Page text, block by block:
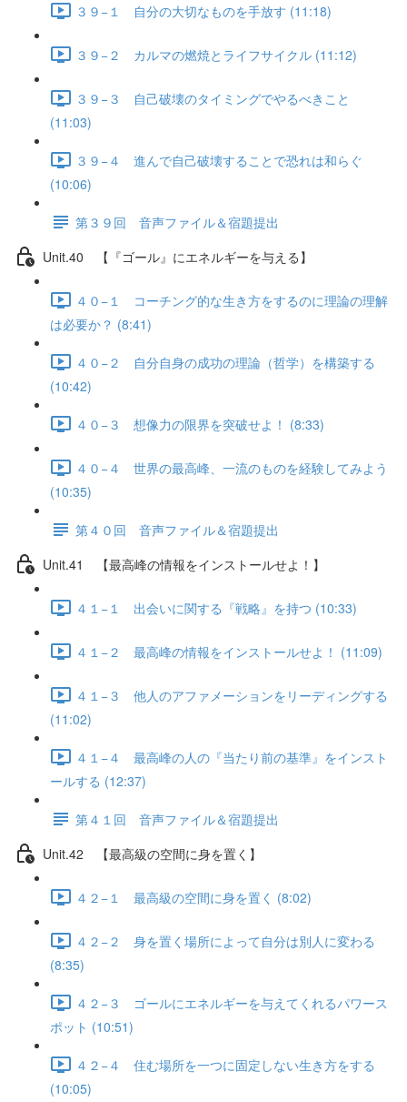
３９−１ 自分の大切なものを手放す (11:18)
３９−２ カルマの燃焼とライフサイクル (11:12)
３９−３ 自己破壊のタイミングでやるべきこと
(11:03)
３９−４ 進んで自己破壊することで恐れは和らぐ
(10:06)
第３９回 音声ファイル＆宿題提出
Unit.40 【『ゴール』にエネルギーを与える】
４０−１ コーチング的な生き方をするのに理論の理解
は必要か？ (8:41)
４０−２ 自分自身の成功の理論（哲学）を構築する
(10:42)
４０−３ 想像力の限界を突破せよ！ (8:33)
４０−４ 世界の最高峰、一流のものを経験してみよう
(10:35)
第４０回 音声ファイル＆宿題提出
Unit.41 【最高峰の情報をインストールせよ！】
４１−１ 出会いに関する『戦略』を持つ (10:33)
４１−２ 最高峰の情報をインストールせよ！ (11:09)
４１−３ 他人のアファメーションをリーディングする
(11:02)
４１−４ 最高峰の人の『当たり前の基準』をインスト
ールする (12:37)
第４１回 音声ファイル＆宿題提出
Unit.42 【最高級の空間に身を置く】
４２−１ 最高級の空間に身を置く (8:02)
４２−２ 身を置く場所によって自分は別人に変わる
(8:35)
４２−３ ゴールにエネルギーを与えてくれるパワース
ポット (10:51)
４２−４ 住む場所を一つに固定しない生き方をする
(10:05)